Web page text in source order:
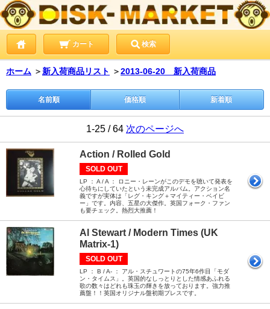
カート 検索
ホーム ＞ 新入荷商品リスト ＞2013-06-20 新入荷商品
名前順 価格順 新着順
1-25 / 64 次のページへ
Action / Rolled Gold
SOLD OUT
LP ： A / A ： ロニー・レーンがこのデモを聴いて発表を
心待ちにしていたという未完成アルバム。アクション名
義ですが実体は「レグ・キング＋マイティー・ベイビ
ー」です。内容、五星の大傑作。英国フォーク・ファン
も要チェック。熱烈大推薦！
Al Stewart / Modern Times (UK
Matrix-1)
SOLD OUT
LP ： B / A- ： アル・スチュワートの75年6作目「モダ
ン・タイムス」。英国的なしっとりとした情感あふれる
歌の数々はどれも珠玉の輝きを放っております。強力推
薦盤！！英国オリジナル盤初期プレスです。